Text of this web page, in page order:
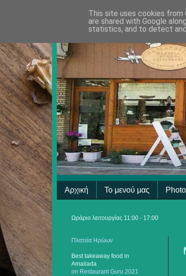
Αρχική Το μενού μας
Ωράριο λειτουργίας 11:00 - 17:00
Πλατεία Ηρώων
Best takeaway food in
Amaliada
on Restaurant Guru 2021
This site uses cookies from
are shared with Google
statistics, and to detect